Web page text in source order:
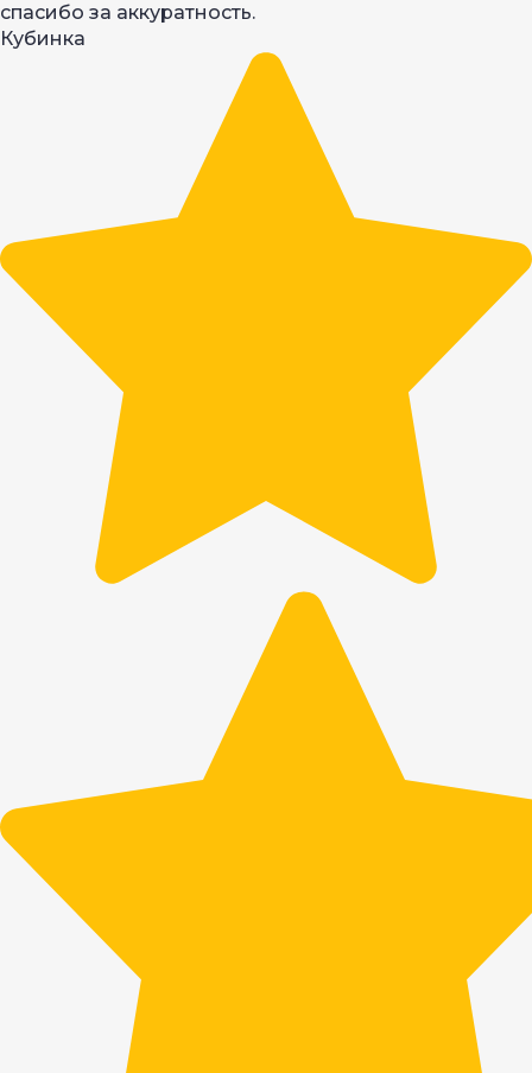
спасибо за аккуратность.
Кубинка